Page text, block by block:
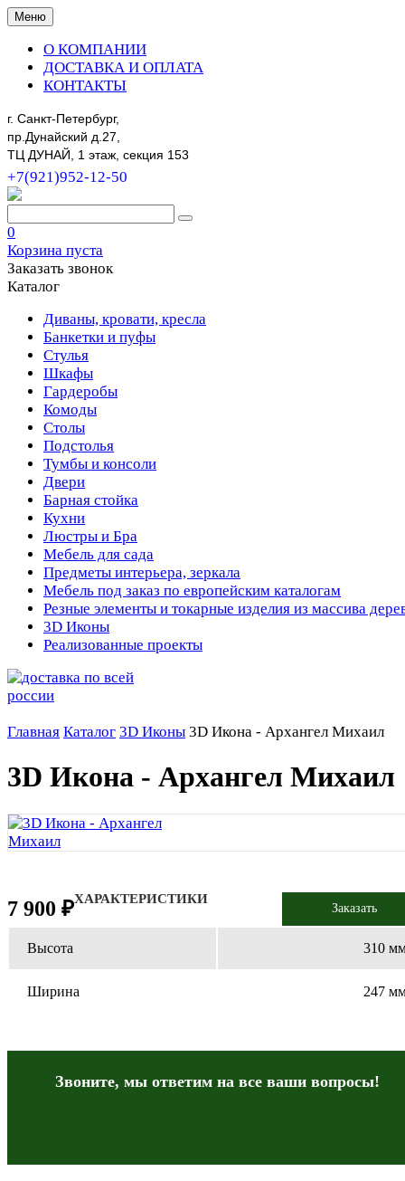
Меню
О КОМПАНИИ
ДОСТАВКА И ОПЛАТА
КОНТАКТЫ
г. Санкт-Петербург,
пр.Дунайский д.27,
ТЦ ДУНАЙ, 1 этаж, секция 153
+7(921)952-12-50
0
Корзина пуста
Заказать звонок
Каталог
Диваны, кровати, кресла
Банкетки и пуфы
Стулья
Шкафы
Гардеробы
Комоды
Столы
Подстолья
Тумбы и консоли
Двери
Барная стойка
Кухни
Люстры и Бра
Мебель для сада
Предметы интерьера, зеркала
Мебель под заказ по европейским каталогам
Резные элементы и токарные изделия из массива
3D Иконы
Реализованные проекты
Главная Каталог 3D Иконы 3D Икона - Архангел Михаил
3D Икона - Архангел Михаил
7 900 ₽ Заказать
ХАРАКТЕРИСТИКИ
Высота 310
Ширина 247
Звоните, мы ответим на всеваши вопросы!